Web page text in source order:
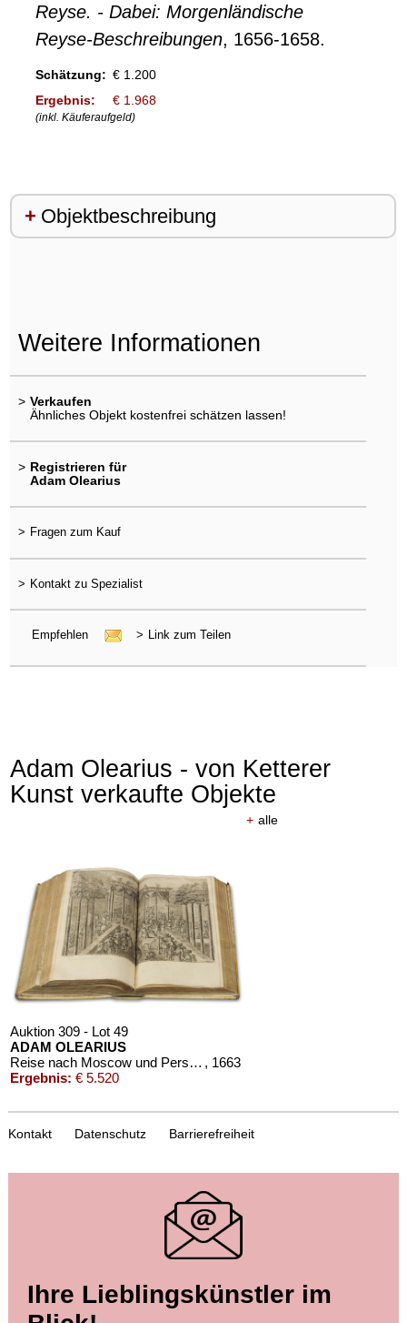
Reyse. - Dabei: Morgenländische
Reyse-Beschreibungen, 1656-1658.
Schätzung: € 1.200
Ergebnis:
€ 1.968
(inkl. Käuferaufgeld)
Objektbeschreibung
Weitere Informationen
> Verkaufen
Ähnliches Objekt kostenfrei schätzen lassen!
> Registrieren für
Adam Olearius
> Fragen zum Kauf
> Kontakt zu Spezialist
Empfehlen > Link zum Teilen
Adam Olearius - von Ketterer
Kunst verkaufte Objekte
+ alle
Auktion 309 - Lot 49
ADAM OLEARIUS
Reise nach Moscow und Persien. 1663 , 1663
Ergebnis: € 5.520
ADAM OLEARIUS
Außführliche Beschreibung der kundbaren Reyse nach Muscow und Persien , 1663
A. OLEARIUS
Ausführliche Beschreibung der kundbaren Reyse , 1663
Kontakt Datenschutz Barrierefreiheit
Ihre Lieblingskünstler im